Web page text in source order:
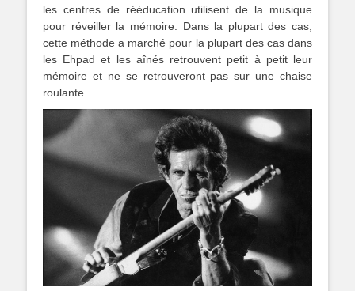
les centres de rééducation utilisent de la musique
pour réveiller la mémoire. Dans la plupart des cas,
cette méthode a marché pour la plupart des cas dans
les Ehpad et les aînés retrouvent petit à petit leur
mémoire et ne se retrouveront pas sur une chaise
roulante.